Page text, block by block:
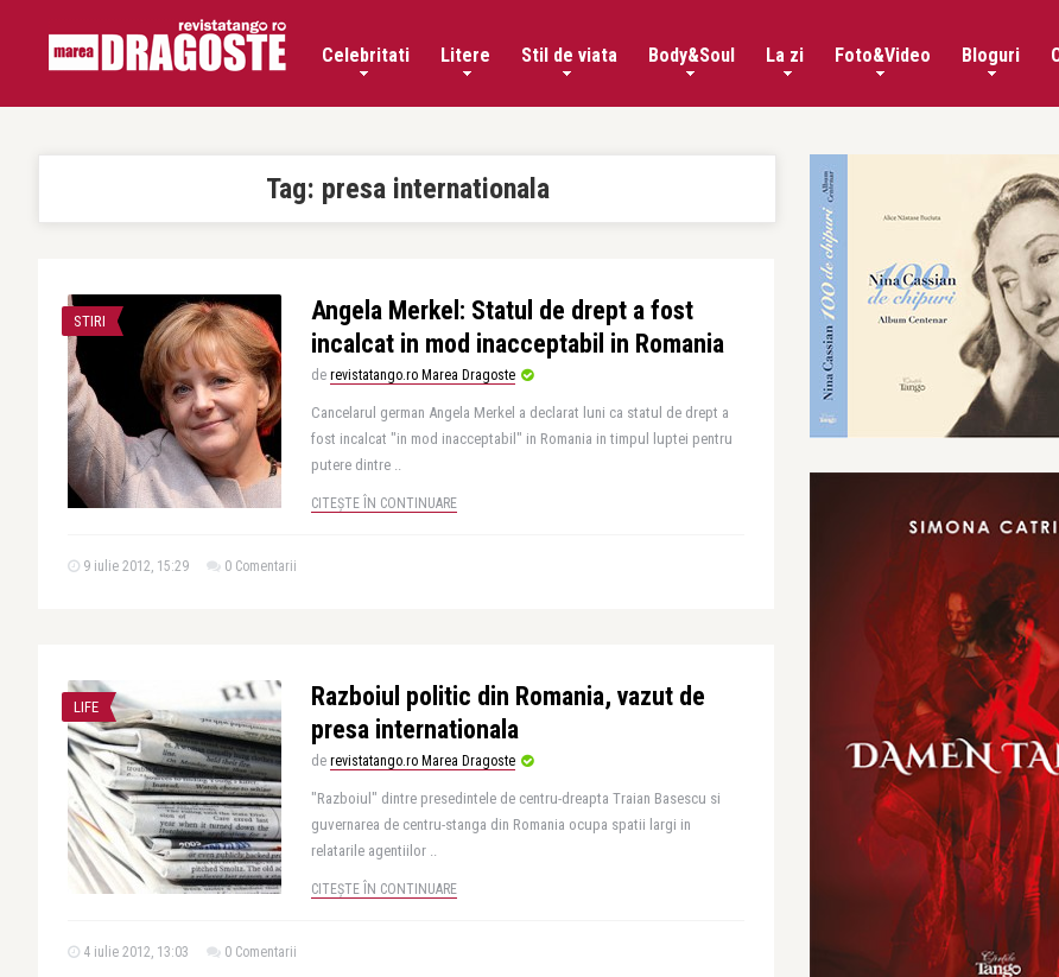
Celebritati Litere Stil de viata Body&Soul La zi Foto&Video Bloguri
Tag: presa internationala
STIRI
Angela Merkel: Statul de drept a fost
incalcat in mod inacceptabil in Romania
de revistatango.ro Marea Dragoste
Cancelarul german Angela Merkel a declarat luni ca statul de drept a
fost incalcat "in mod inacceptabil" in Romania in timpul luptei pentru
putere dintre ..
CITEȘTE ÎN CONTINUARE
9 iulie 2012, 15:29 0 Comentarii
LIFE
Razboiul politic din Romania, vazut de
presa internationala
de revistatango.ro Marea Dragoste
"Razboiul" dintre presedintele de centru-dreapta Traian Basescu si
guvernarea de centru-stanga din Romania ocupa spatii largi in
relatarile agentiilor ..
CITEȘTE ÎN CONTINUARE
4 iulie 2012, 13:03 0 Comentarii